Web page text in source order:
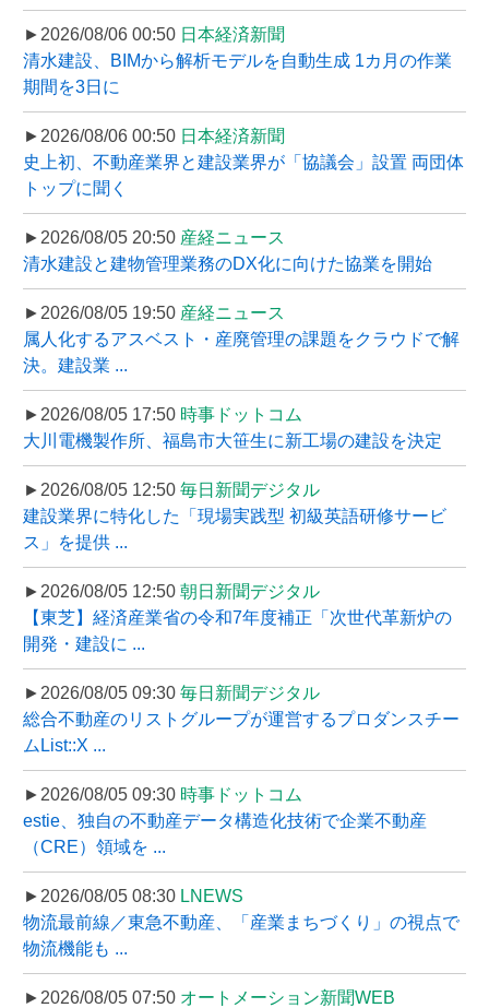
►2026/08/06 00:50 日本経済新聞
清水建設、BIMから解析モデルを自動生成 1カ月の作業
期間を3日に
►2026/08/06 00:50 日本経済新聞
史上初、不動産業界と建設業界が「協議会」設置 両団体
トップに聞く
►2026/08/05 20:50 産経ニュース
清水建設と建物管理業務のDX化に向けた協業を開始
►2026/08/05 19:50 産経ニュース
属人化するアスベスト・産廃管理の課題をクラウドで解
決。建設業 ...
►2026/08/05 17:50 時事ドットコム
大川電機製作所、福島市大笹生に新工場の建設を決定
►2026/08/05 12:50 毎日新聞デジタル
建設業界に特化した「現場実践型 初級英語研修サービ
ス」を提供 ...
►2026/08/05 12:50 朝日新聞デジタル
【東芝】経済産業省の令和7年度補正「次世代革新炉の
開発・建設に ...
►2026/08/05 09:30 毎日新聞デジタル
総合不動産のリストグループが運営するプロダンスチー
ムList::X ...
►2026/08/05 09:30 時事ドットコム
estie、独自の不動産データ構造化技術で企業不動産
（CRE）領域を ...
►2026/08/05 08:30 LNEWS
物流最前線／東急不動産、「産業まちづくり」の視点で
物流機能も ...
►2026/08/05 07:50 オートメーション新聞WEB